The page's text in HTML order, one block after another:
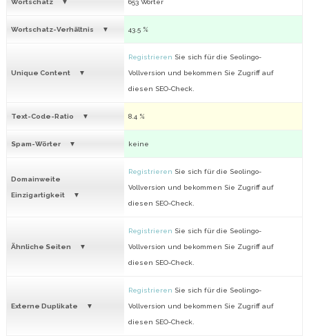
Wortschatz 653 Wörter
Wortschatz-Verhältnis 43.5 %
Unique Content
Registrieren Sie sich für die Seolingo-
Vollversion und bekommen Sie Zugriff auf
diesen SEO-Check.
Text-Code-Ratio 8.4 %
Spam-Wörter keine
Domainweite
Einzigartigkeit
Registrieren Sie sich für die Seolingo-
Vollversion und bekommen Sie Zugriff auf
diesen SEO-Check.
Ähnliche Seiten
Registrieren Sie sich für die Seolingo-
Vollversion und bekommen Sie Zugriff auf
diesen SEO-Check.
Externe Duplikate
Registrieren Sie sich für die Seolingo-
Vollversion und bekommen Sie Zugriff auf
diesen SEO-Check.